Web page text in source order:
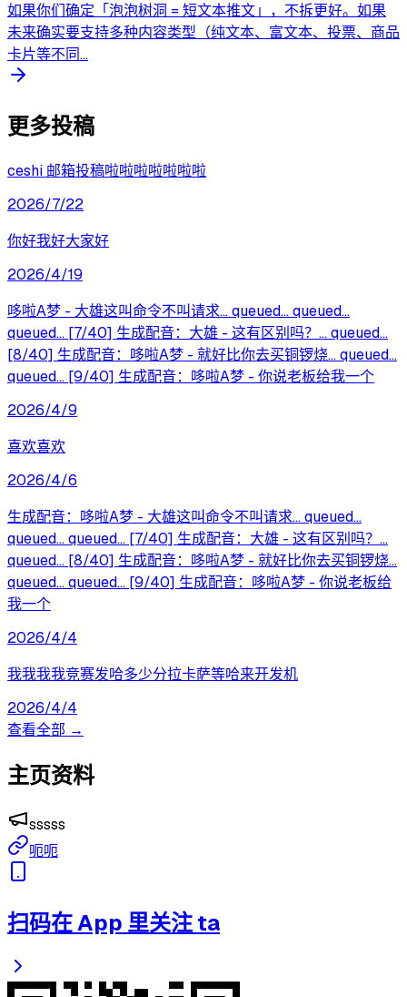
如果你们确定「泡泡树洞 = 短文本推文」，不拆更好。如果
未来确实要支持多种内容类型（纯文本、富文本、投票、商品
卡片等不同...
更多投稿
ceshi 邮箱投稿啦啦啦啦啦啦啦
2026/7/22
你好我好大家好
2026/4/19
哆啦A梦 - 大雄这叫命令不叫请求... queued... queued...
queued... [7/40] 生成配音：大雄 - 这有区别吗？... queued...
[8/40] 生成配音：哆啦A梦 - 就好比你去买铜锣烧... queued...
queued... [9/40] 生成配音：哆啦A梦 - 你说老板给我一个
2026/4/9
喜欢喜欢
2026/4/6
生成配音：哆啦A梦 - 大雄这叫命令不叫请求... queued...
queued... queued... [7/40] 生成配音：大雄 - 这有区别吗？...
queued... [8/40] 生成配音：哆啦A梦 - 就好比你去买铜锣烧...
queued... queued... [9/40] 生成配音：哆啦A梦 - 你说老板给
我一个
2026/4/4
我我我我竞赛发哈多少分拉卡萨等哈来开发机
2026/4/4
查看全部 →
主页资料
sssss
呃呃
扫码在 App 里关注 ta